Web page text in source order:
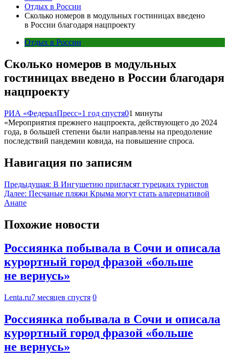
Отдых в России
Сколько номеров в модульных гостиницах введено
в России благодаря нацпроекту
Отдых в России
Сколько номеров в модульных
гостиницах введено в России благодаря
нацпроекту
РИА «ФедералПресс»1 год спустя01 минуты
«Мероприятия прежнего нацпроекта, действующего до 2024
года, в большей степени были направлены на преодоление
последствий пандемии ковида, на повышение спроса.
Навигация по записям
Предыдущая: В Ингушетию пригласят турецких туристов
Далее: Песчаные пляжи Крыма могут стать альтернативой
Анапе
Похожие новости
Россиянка побывала в Сочи и описала
курортный город фразой «больше
не вернусь»
Lenta.ru7 месяцев спустя 0
Россиянка побывала в Сочи и описала
курортный город фразой «больше
не вернусь»